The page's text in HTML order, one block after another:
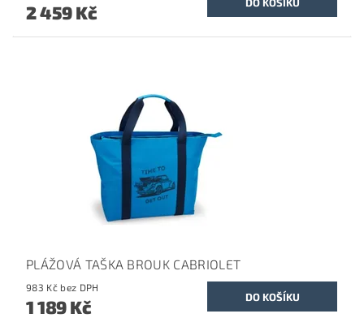
2 459 Kč
PLÁŽOVÁ TAŠKA BROUK CABRIOLET
983 Kč bez DPH
1 189 Kč